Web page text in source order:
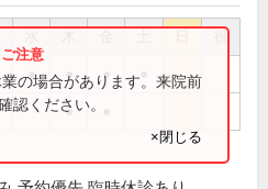
祝
● ● ●
●
の場合があります。来院前
認ください。
×閉じる